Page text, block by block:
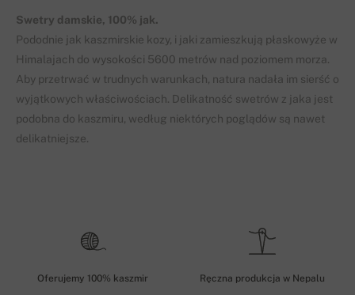
Swetry damskie, 100% jak.
Pododnie jak kaszmirskie kozy, i jaki zamieszkują płaskowyże w
Himalajach do wysokości 5600 metrów nad poziomem morza.
Aby przetrwać w trudnych warunkach, natura nadała im sierść o
wyjątkowych właściwościach. Delikatność swetrów z jaka jest
podobna do kaszmiru, według niektórych poglądów są nawet
delikatniejsze.
Oferujemy 100% kaszmir Ręczna produkcja w Nepalu